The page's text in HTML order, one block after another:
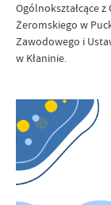
Ogólnokształcące
Żeromskiego w
Zawodowego i
w Kłaninie.